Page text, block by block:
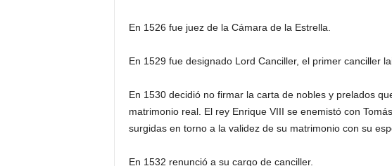
En 1526 fue juez de la Cámara de la Estrella.
En 1529 fue designado Lord Canciller, el primer canciller
En 1530 decidió no firmar la carta de nobles y prelados
matrimonio real. El rey Enrique VIII se enemistó con
surgidas en torno a la validez de su matrimonio con su
En 1532 renunció a su cargo de canciller.